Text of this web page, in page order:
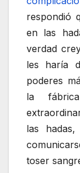
respondió
en las
verdad
les haría
poderes
la
las
toser